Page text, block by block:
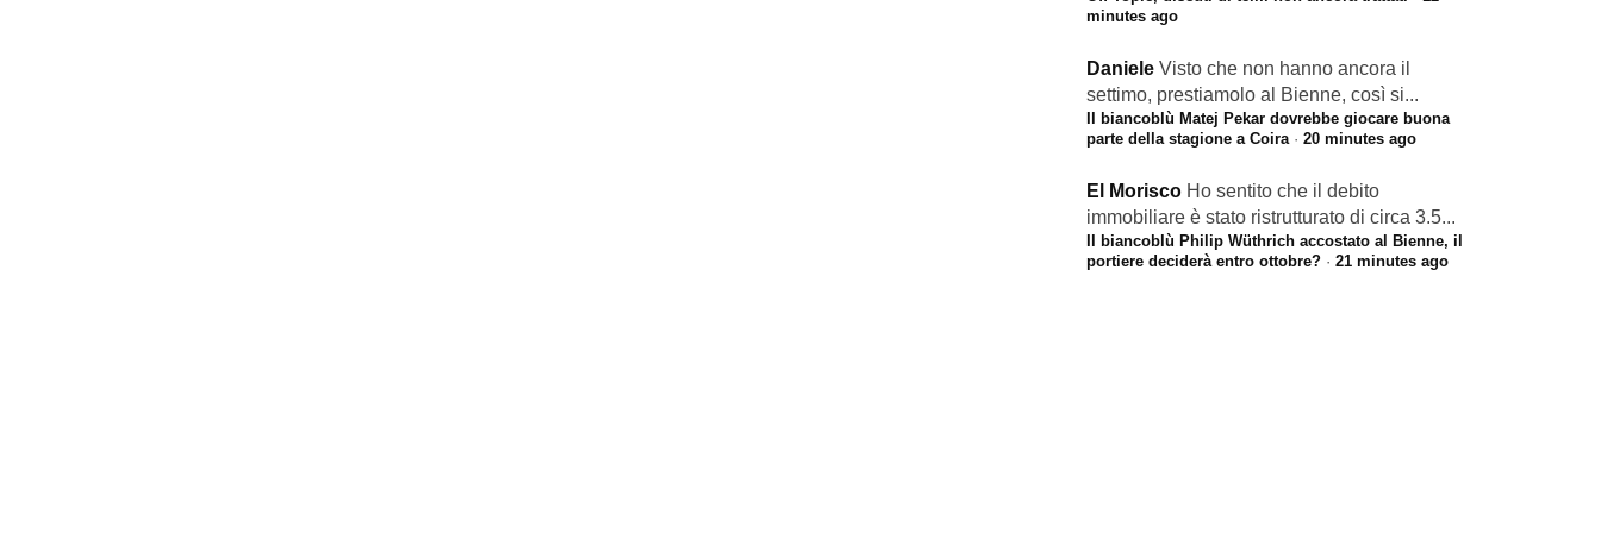
minutes ago
Daniele Visto che non hanno ancora il
settimo, prestiamolo al Bienne, così si...
Il biancoblù Matej Pekar dovrebbe giocare buona
parte della stagione a Coira· 20 minutes ago
El Morisco Ho sentito che il debito
immobiliare è stato ristrutturato di circa 3.5...
Il biancoblù Philip Wüthrich accostato al Bienne, il
portiere deciderà entro ottobre? · 21 minutes ago